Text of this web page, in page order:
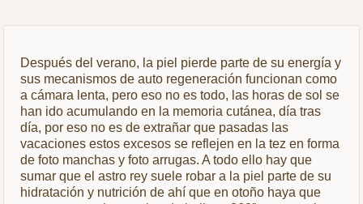
Después del verano, la piel pierde parte de su energía y
sus mecanismos de auto regeneración funcionan como
a cámara lenta, pero eso no es todo, las horas de sol se
han ido acumulando en la memoria cutánea, día tras
día, por eso no es de extrañar que pasadas las
vacaciones estos excesos se reflejen en la tez en forma
de foto manchas y foto arrugas. A todo ello hay que
sumar que el astro rey suele robar a la piel parte de su
hidratación y nutrición de ahí que en otoño haya que